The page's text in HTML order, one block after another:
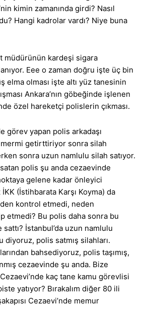
kimin zamanında girdi? Nasıl
Hangi kadrolar vardı? Niye buna
müdürünün kardeşi sigara
Eee o zaman doğru işte üç bin
elma olması işte altı yüz tanesinin
Ankara’nın göbeğinde işlenen
özel hareketçi polislerin çıkması.
görev yapan polis arkadaşı
mermi getirttiriyor sonra silah
sonra uzun namlulu silah satıyor.
polis şu anda cezaevinde
gelene kadar önleyici
(İstihbarata Karşı Koyma) da
kontrol etmedi, neden
etmedi? Bu polis daha sonra bu
sattı? İstanbul’da uzun namlulu
diyoruz, polis satmış silahları.
bahsediyoruz, polis taşımış,
cezaevinde şu anda. Bize
Cezaevi’nde kaç tane kamu görevlisi
yatıyor? Bırakalım diğer 80 ili
Cezaevi’nde memur